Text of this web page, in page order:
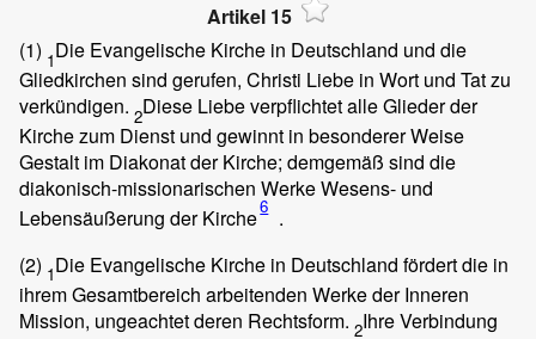
Artikel 15
(1) 1Die Evangelische Kirche in Deutschland und die
Gliedkirchen sind gerufen, Christi Liebe in Wort und Tat zu
verkündigen. 2Diese Liebe verpflichtet alle Glieder der
Kirche zum Dienst und gewinnt in besonderer Weise
Gestalt im Diakonat der Kirche; demgemäß sind die
diakonisch-missionarischen Werke Wesens- und
Lebensäußerung der Kirche6 .
(2) 1Die Evangelische Kirche in Deutschland fördert die in
ihrem Gesamtbereich arbeitenden Werke der Inneren
Mission, ungeachtet deren Rechtsform. 2Ihre Verbindung